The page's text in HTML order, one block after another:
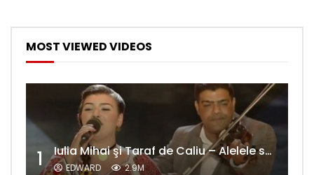
MOST VIEWED VIDEOS
1 Iulia Mihai şi Taraf de Caliu – Alelele sălcioară (@#VedetaPopulară)
EDWARD 2.9M